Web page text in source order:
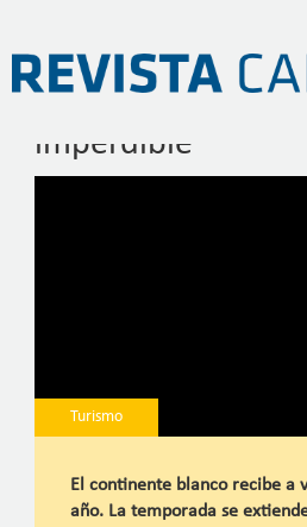
Pasar
contenido
La Antártida, un
imperdible
Turismo
El continente blanco recibe a
año. La temporada se